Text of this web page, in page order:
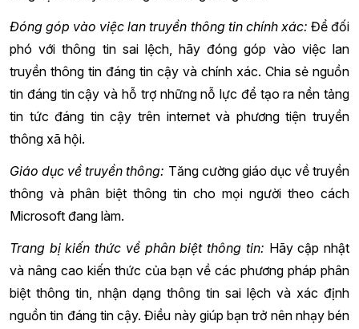
Đóng góp vào việc lan truyền thông tin chính xác: Để đối
phó với thông tin sai lệch, hãy đóng góp vào việc lan
truyền thông tin đáng tin cậy và chính xác. Chia sẻ nguồn
tin đáng tin cậy và hỗ trợ những nỗ lực để tạo ra nền tảng
tin tức đáng tin cậy trên internet và phương tiện truyền
thông xã hội.
Giáo dục về truyền thông: Tăng cường giáo dục về truyền
thông và phân biệt thông tin cho mọi người theo cách
Microsoft đang làm.
Trang bị kiến thức về phân biệt thông tin: Hãy cập nhật
và nâng cao kiến thức của bạn về các phương pháp phân
biệt thông tin, nhận dạng thông tin sai lệch và xác định
nguồn tin đáng tin cậy. Điều này giúp bạn trở nên nhạy bén